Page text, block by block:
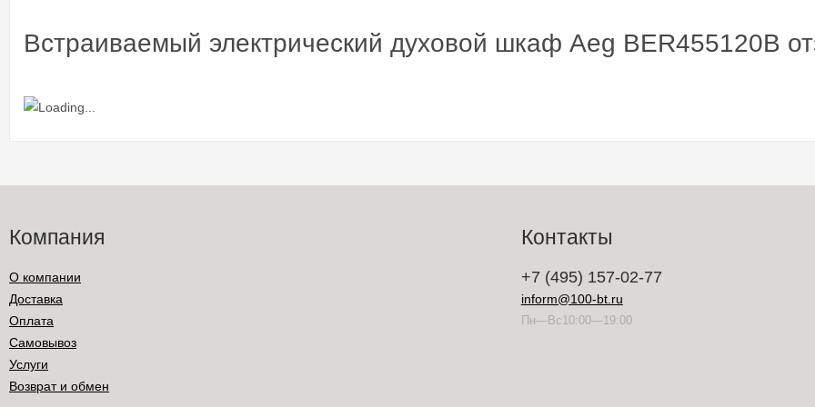
Встраиваемый электрический духовой шкаф Aeg BER455120B
Компания
О компании
Доставка
Оплата
Самовывоз
Услуги
Возврат и обмен
Контакты
+7 (495) 157-02-77
inform@100-bt.ru
Пн—Вс10:00—19:00